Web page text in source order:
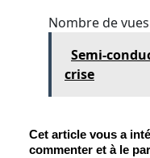
Nombre de
Semi-
crise
Cet article vous a
commenter et à le